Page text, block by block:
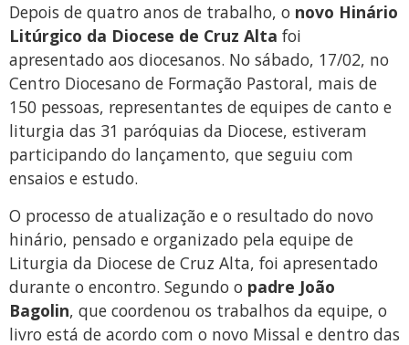
Depois de quatro anos de trabalho, o novo Hinário
Litúrgico da Diocese de Cruz Alta foi
apresentado aos diocesanos. No sábado, 17/02, no
Centro Diocesano de Formação Pastoral, mais de
150 pessoas, representantes de equipes de canto e
liturgia das 31 paróquias da Diocese, estiveram
participando do lançamento, que seguiu com
ensaios e estudo.
O processo de atualização e o resultado do novo
hinário, pensado e organizado pela equipe de
Liturgia da Diocese de Cruz Alta, foi apresentado
durante o encontro. Segundo o padre João
Bagolin, que coordenou os trabalhos da equipe, o
livro está de acordo com o novo Missal e dentro das